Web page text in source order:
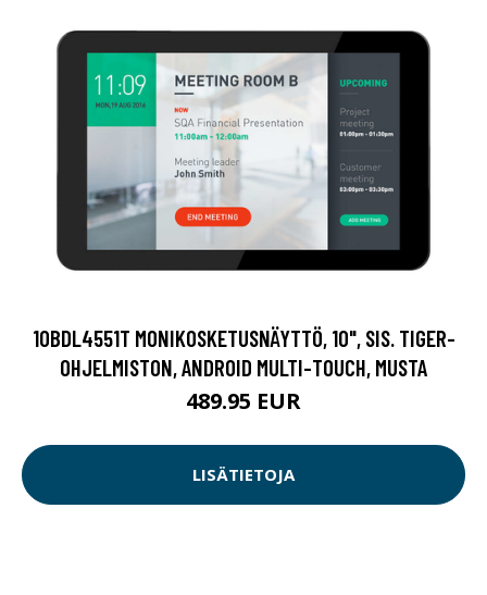
10BDL4551T MONIKOSKETUSNÄYTTÖ, 10", SIS. TIGER-
OHJELMISTON, ANDROID MULTI-TOUCH, MUSTA
489.95 EUR
LISÄTIETOJA